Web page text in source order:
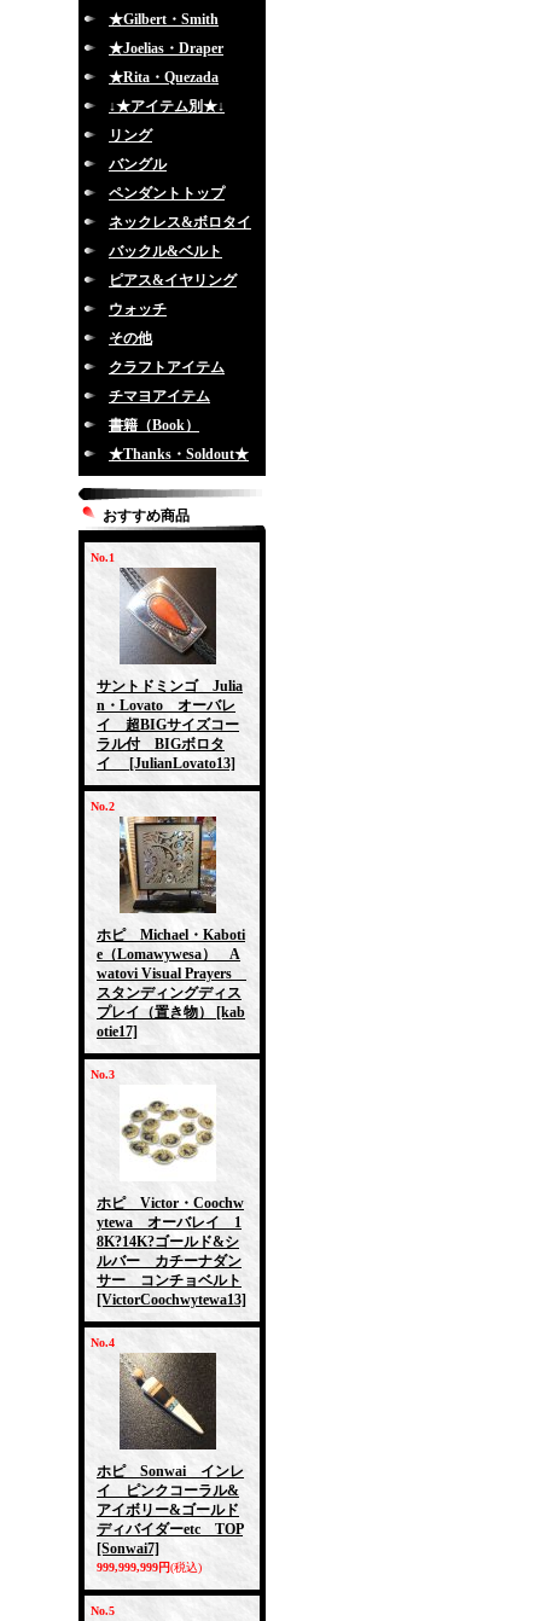
★Gilbert・Smith
★Joelias・Draper
★Rita・Quezada
↓★アイテム別★↓
リング
バングル
ペンダントトップ
ネックレス&ボロタイ
バックル&ベルト
ピアス&イヤリング
ウォッチ
その他
クラフトアイテム
チマヨアイテム
書籍（Book）
★Thanks・Soldout★
おすすめ商品
No.1
サントドミンゴ Julia
n・Lovato オーバレ
イ 超BIGサイズコー
ラル付 BIGボロタ
イ
[JulianLovato13]
No.2
ホピ Michael・Kaboti
e（Lomawywesa） A
watovi Visual Prayers
スタンディングディス
プレイ（置き物）
[kab
otie17]
No.3
ホピ Victor・Coochw
ytewa オーバレイ 1
8K?14K?ゴールド&シ
ルバー カチーナダン
サー コンチョベルト
[VictorCoochwytewa13]
No.4
ホピ Sonwai インレ
イ ピンクコーラル&
アイボリー&ゴールド
ディバイダーetc TOP
[Sonwai7]
999,999,999円(税込)
No.5